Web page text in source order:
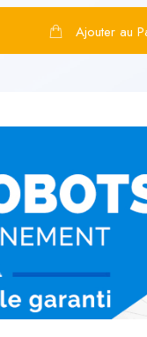
Ajouter au